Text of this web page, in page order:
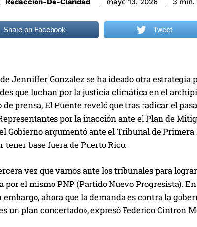
Redaccion-De-Claridad mayo 13, 2026 3 min.
Share on Facebook Tweet
Jenniffer Gonzalez se ha ideado otra
que luchan por la justicia climática en el
prensa, El Puente reveló que tras radicar el
por la inacción ante el Plan de
Gobierno argumentó ante el Tribunal de
tener base fuera de Puerto Rico.
vez que vamos ante los tribunales para
por el mismo PNP (Partido Nuevo Progresista).
embargo, ahora que la demanda es contra la
un plan concertado», expresó Federico Cintrón